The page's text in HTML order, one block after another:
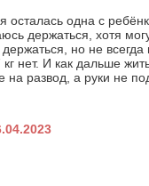
осталась одна с
держаться, хотя
но не
нет. И как дальше
на развод, а руки не